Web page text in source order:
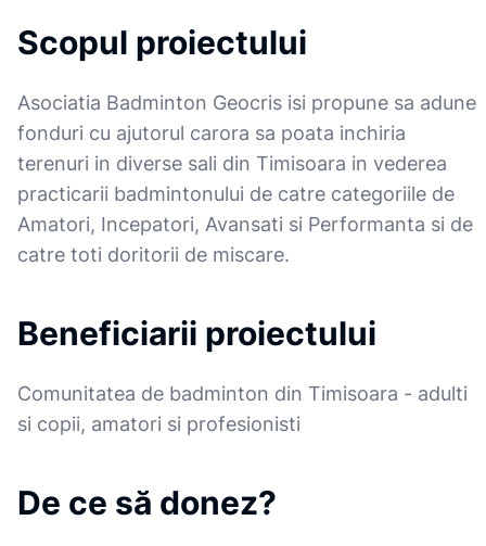
Scopul proiectului
Asociatia Badminton Geocris isi propune sa adune
fonduri cu ajutorul carora sa poata inchiria
terenuri in diverse sali din Timisoara in vederea
practicarii badmintonului de catre categoriile de
Amatori, Incepatori, Avansati si Performanta si de
catre toti doritorii de miscare.
Beneficiarii proiectului
Comunitatea de badminton din Timisoara - adulti
si copii, amatori si profesionisti
De ce să donez?